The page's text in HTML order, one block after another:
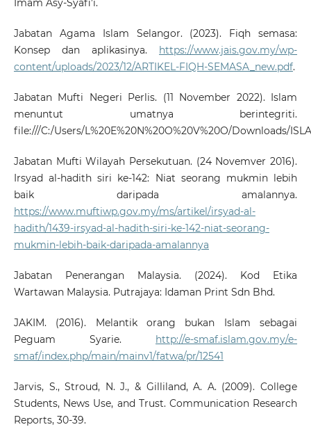
Imam Asy-Syafi’i.
Jabatan Agama Islam Selangor. (2023). Fiqh semasa:
Konsep dan aplikasinya. https://www.jais.gov.my/wp-
content/uploads/2023/12/ARTIKEL-FIQH-SEMASA_new.pdf.
Jabatan Mufti Negeri Perlis. (11 November 2022). Islam
menuntut umatnya berintegriti.
file:///C:/Users/L%20E%20N%20O%20V%20O/Downloads/
Jabatan Mufti Wilayah Persekutuan. (24 Novemver 2016).
Irsyad al-hadith siri ke-142: Niat seorang mukmin lebih
baik daripada amalannya.
https://www.muftiwp.gov.my/ms/artikel/irsyad-al-
hadith/1439-irsyad-al-hadith-siri-ke-142-niat-seorang-
mukmin-lebih-baik-daripada-amalannya
Jabatan Penerangan Malaysia. (2024). Kod Etika
Wartawan Malaysia. Putrajaya: Idaman Print Sdn Bhd.
JAKIM. (2016). Melantik orang bukan Islam sebagai
Peguam Syarie. http://e-smaf.islam.gov.my/e-
smaf/index.php/main/mainv1/fatwa/pr/12541
Jarvis, S., Stroud, N. J., & Gilliland, A. A. (2009). College
Students, News Use, and Trust. Communication Research
Reports, 30-39.